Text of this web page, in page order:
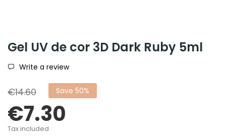
Gel UV de cor 3D Dark Ruby 5ml
Write a review
€14.60 Save 50%
€7.30
Tax included